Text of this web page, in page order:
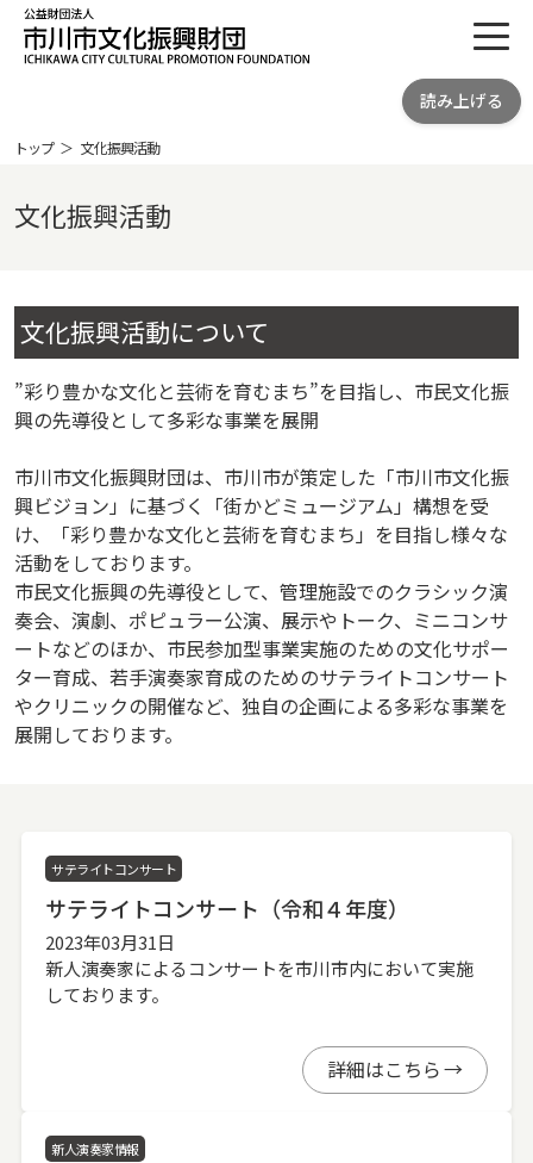
公益財団法人 市川市文化振興財団
PROMOTION FOUNDATION
読み上げる
トップ 文化振興活動
文化振興活動
文化振興活動について
”彩り豊かな文化と芸術を育むまち”を目指し、市民文化振
興の先導役として多彩な事業を展開
市川市文化振興財団は、市川市が策定した「市川市文化振
興ビジョン」に基づく「街かどミュージアム」構想を受
け、「彩り豊かな文化と芸術を育むまち」を目指し様々な
活動をしております。
市民文化振興の先導役として、管理施設でのクラシック演
奏会、演劇、ポピュラー公演、展示やトーク、ミニコンサ
ートなどのほか、市民参加型事業実施のための文化サポー
ター育成、若手演奏家育成のためのサテライトコンサート
やクリニックの開催など、独自の企画による多彩な事業を
展開しております。
サテライトコンサート
サテライトコンサート（令和４年度）
2023年03月31日
新人演奏家によるコンサートを市川市内において実施
しております。
詳細はこちら
新人演奏家情報